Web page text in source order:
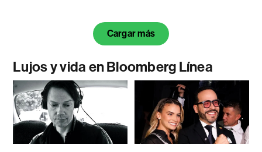
Cargar más
Lujos y vida en Bloomberg Línea